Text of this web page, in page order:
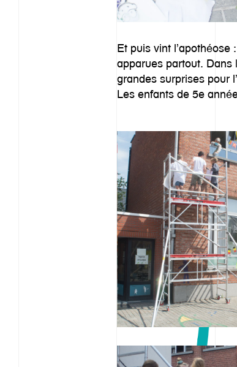
Et puis vint
apparues partout. Dans
grandes surprises pour
Les enfants de 5e